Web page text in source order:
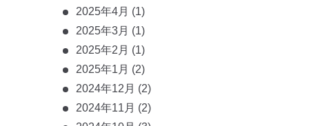
2025年4月 (1)
2025年3月 (1)
2025年2月 (1)
2025年1月 (2)
2024年12月 (2)
2024年11月 (2)